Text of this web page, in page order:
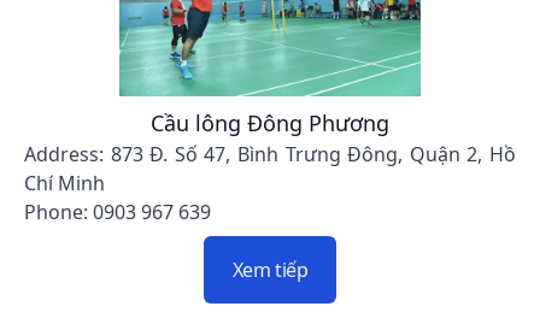
Cầu lông Đông Phương
Address: 873 Đ. Số 47, Bình Trưng Đông, Quận 2, Hồ
Chí Minh
Phone: 0903 967 639
Xem tiếp